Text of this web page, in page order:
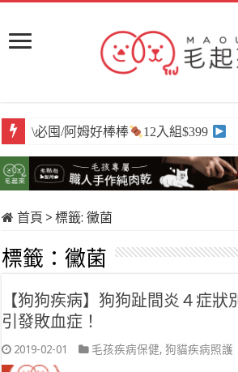
\必囤/阿姆好棒棒 12入組$399
首頁 > 標籤:黴菌
標籤：黴菌
【狗狗疾病】狗狗趾間炎４症
引發敗血症！
2019-02-01 毛孩疾病保健,狗貓疾病照護